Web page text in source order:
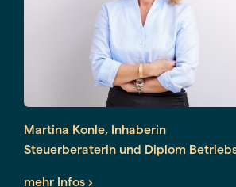
Martina Konle, Inhaberin
Steuerberaterin und Diplom
Kanzleigründung in 2004
mehr Infos